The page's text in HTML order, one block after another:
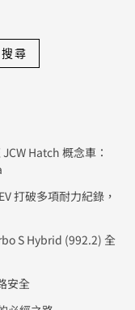
搜尋
Hatch 概念車：
打破多項耐力紀錄，
S Hybrid (992.2) 全
安全